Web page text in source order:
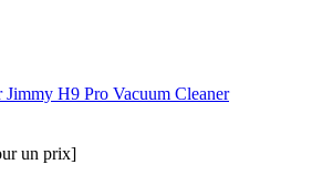
Jimmy H9 Pro Vacuum Cleaner
un prix]